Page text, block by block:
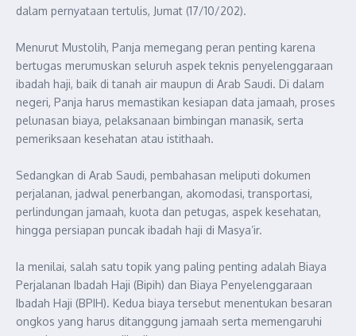
dalam pernyataan tertulis, Jumat (17/10/202).
Menurut Mustolih, Panja memegang peran penting karena
bertugas merumuskan seluruh aspek teknis penyelenggaraan
ibadah haji, baik di tanah air maupun di Arab Saudi. Di dalam
negeri, Panja harus memastikan kesiapan data jamaah, proses
pelunasan biaya, pelaksanaan bimbingan manasik, serta
pemeriksaan kesehatan atau istithaah.
Sedangkan di Arab Saudi, pembahasan meliputi dokumen
perjalanan, jadwal penerbangan, akomodasi, transportasi,
perlindungan jamaah, kuota dan petugas, aspek kesehatan,
hingga persiapan puncak ibadah haji di Masya’ir.
Ia menilai, salah satu topik yang paling penting adalah Biaya
Perjalanan Ibadah Haji (Bipih) dan Biaya Penyelenggaraan
Ibadah Haji (BPIH). Kedua biaya tersebut menentukan besaran
ongkos yang harus ditanggung jamaah serta memengaruhi